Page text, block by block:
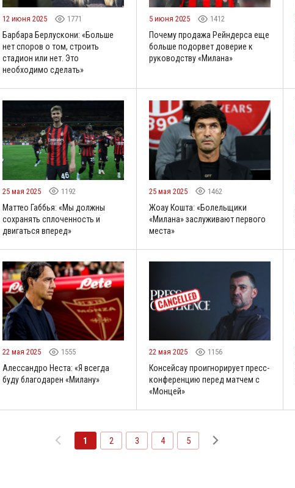
12 июня 2025 1771
Барбара Берлускони: «Больше
нет споров о том, строить
стадион или нет. Это
необходимо сделать»
5 июня 2025 1412
Почему продажа Рейндерса еще
больше подорвет доверие к
руководству «Милана»
25 мая 2025 1192
Маттео Габбья: «Мы должны
сохранять сплоченность и
двигаться вперед»
25 мая 2025 1462
Жоау Кошта: «Болельщики
«Милана» заслуживают первого
места»
22 мая 2025 1555
Алессандро Неста: «Я всегда
буду благодарен «Милану»
22 мая 2025 1156
Консейсау проигнорирует пресс-
конференцию перед матчем с
«Монцей»
1 2 3 4 5